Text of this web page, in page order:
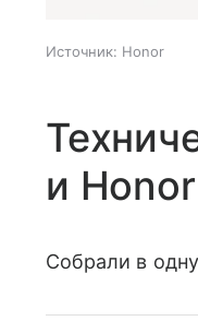
Источник: Honor
и
Собрали в